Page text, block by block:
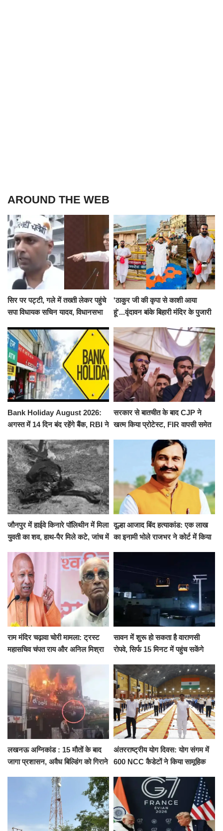
AROUND THE WEB
सिर पर पट्टी, गले में तख्ती लेकर पहुंचे
सपा विधायक सचिन यादव, विधानसभा
निलंबित
'ठाकुर जी की कृपा से काशी आया
हूं'...वृंदावन बांके बिहारी मंदिर के पुजारी
जलाभिषेक
Bank Holiday August 2026:
अगस्त में 14 दिन बंद रहेंगे बैंक, RBI ने
सरकार से बातचीत के बाद CJP ने
खत्म किया प्रोटेस्ट, FIR वापसी समेत
जौनपुर में हाईवे किनारे पॉलिथीन में मिला
युवती का शव, हाथ-पैर मिले कटे, जांच में
दूल्हा आजाद बिंद हत्याकांड: एक लाख
का इनामी भोले राजभर ने कोर्ट में किया
राम मंदिर चढ़ावा चोरी मामला: ट्रस्ट
महासचिव चंपत राय और अनिल मिश्रा
को नहीं...
सावन में शुरू हो सकता है वाराणसी
रोपवे, सिर्फ 15 मिनट में पहुंच सकेंगे
किराया
लखनऊ अग्निकांड : 15 मौतों के बाद
जागा प्रशासन, अवैध बिल्डिंग को गिराने
अंतरराष्ट्रीय योग दिवस: योग संगम में
600 NCC कैडेटों ने किया सामूहिक
संकल्प